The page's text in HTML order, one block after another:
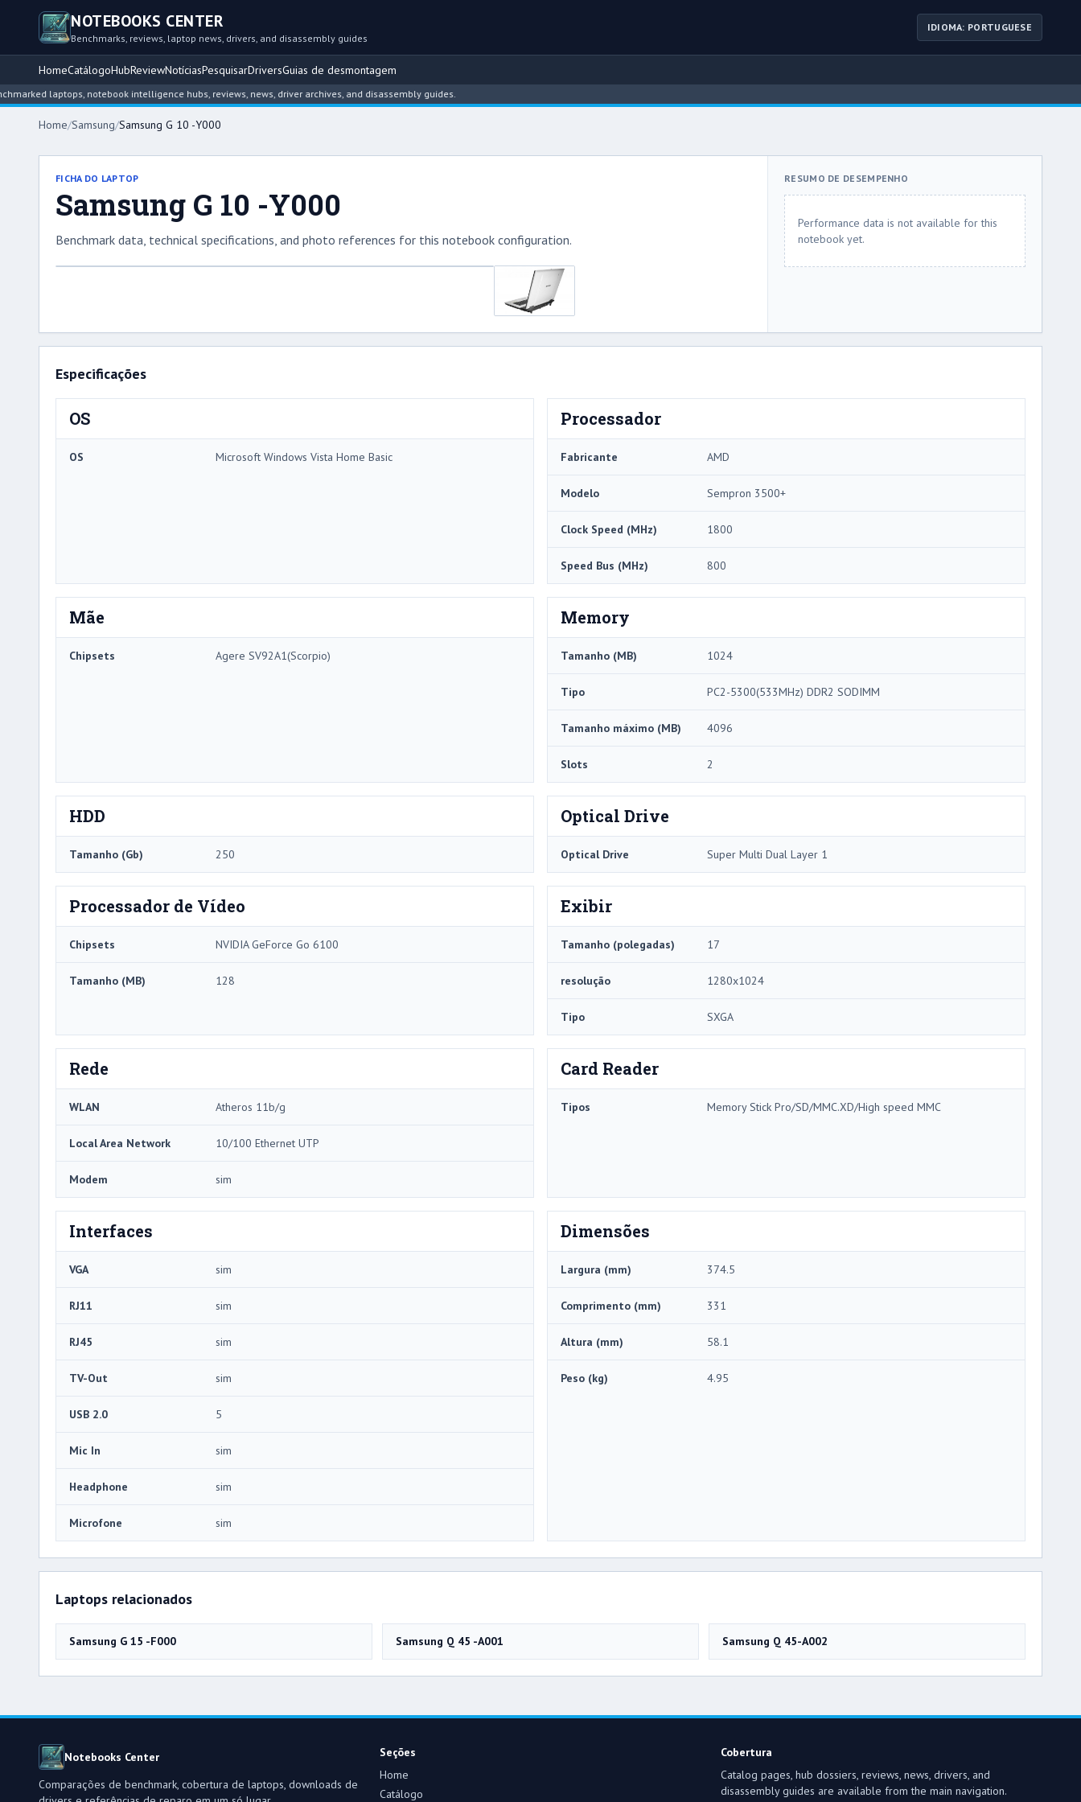
NOTEBOOKS CENTER
Benchmarks, reviews, laptop news, drivers, and disassembly guides
IDIOMA: PORTUGUESE
HomeCatálogoHubReviewNotíciasPesquisarDriversGuias de desmontagem
laptops, notebook intelligence hubs, reviews, news, driver archives, and disassembly guides.
Home/Samsung/Samsung G 10 -Y000
FICHA DO LAPTOP
Samsung G 10 -Y000
Benchmark data, technical specifications, and photo references for this notebook configuration.
RESUMO DE DESEMPENHO
Performance data is not available for this
notebook yet.
Especificações
OS
OS Microsoft Windows Vista Home Basic
Processador
Fabricante AMD
Modelo Sempron 3500+
Clock Speed ​​(MHz) 1800
Speed ​​Bus (MHz) 800
Mãe
Chipsets Agere SV92A1(Scorpio)
Memory
Tamanho (MB) 1024
Tipo PC2-5300(533MHz) DDR2 SODIMM
Tamanho máximo (MB) 4096
Slots 2
HDD
Tamanho (Gb) 250
Optical Drive
Optical Drive Super Multi Dual Layer 1
Processador de Vídeo
Chipsets NVIDIA GeForce Go 6100
Tamanho (MB) 128
Exibir
Tamanho (polegadas) 17
resolução 1280x1024
Tipo SXGA
Rede
WLAN Atheros 11b/g
Local Area Network 10/100 Ethernet UTP
Modem sim
Card Reader
Tipos Memory Stick Pro/SD/MMC.XD/High speed MMC
Interfaces
VGA sim
RJ11 sim
RJ45 sim
TV-Out sim
USB 2.0 5
Mic In sim
Headphone sim
Microfone sim
Dimensões
Largura (mm) 374.5
Comprimento (mm) 331
Altura (mm) 58.1
Peso (kg) 4.95
Laptops relacionados
Samsung G 15 -F000 Samsung Q 45 -A001 Samsung Q 45-A002
Notebooks Center
Comparações de benchmark, cobertura de laptops, downloads de
Seções
Home
Catálogo
Cobertura
Catalog pages, hub dossiers, reviews, news, drivers, and
disassembly guides are available from the main navigation.